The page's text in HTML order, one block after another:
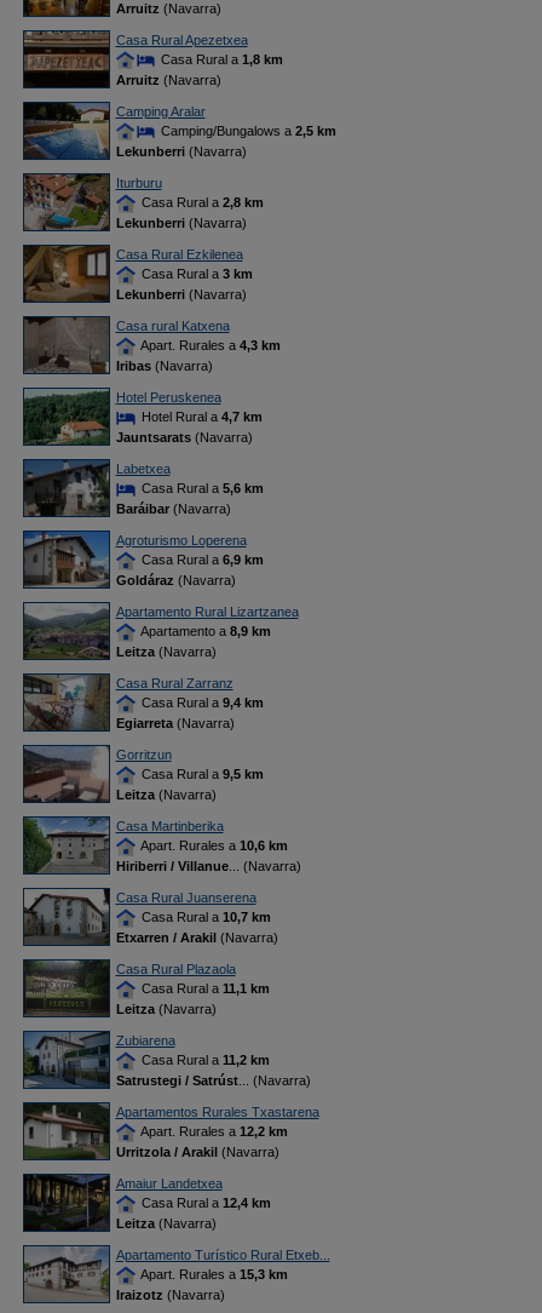
Arruitz (Navarra)
Casa Rural Apezetxea
Casa Rural a 1,8 km
Arruitz (Navarra)
Camping Aralar
Camping/Bungalows a 2,5 km
Lekunberri(Navarra)
Iturburu
Casa Rural a 2,8 km
Lekunberri(Navarra)
Casa Rural Ezkilenea
Casa Rural a 3 km
Lekunberri(Navarra)
Casa rural Katxena
Apart. Rurales a 4,3 km
Iribas(Navarra)
Hotel Peruskenea
Hotel Rural a 4,7 km
Jauntsarats(Navarra)
Labetxea
Casa Rural a 5,6 km
Baráibar(Navarra)
Agroturismo Loperena
Casa Rural a 6,9 km
Goldáraz (Navarra)
Apartamento Rural Lizartzanea
Apartamento a 8,9 km
Leitza(Navarra)
Casa Rural Zarranz
Casa Rural a 9,4 km
Egiarreta(Navarra)
Gorritzun
Casa Rural a 9,5 km
Leitza(Navarra)
Casa Martinberika
Apart. Rurales a 10,6 km
Hiriberri / Villanue... (Navarra)
Casa Rural Juanserena
Casa Rural a 10,7 km
Etxarren / Arakil(Navarra)
Casa Rural Plazaola
Casa Rural a 11,1 km
Leitza(Navarra)
Zubiarena
Casa Rural a 11,2 km
Satrustegi / Satrúst... (Navarra)
Apartamentos Rurales Txastarena
Apart. Rurales a 12,2 km
Urritzola / Arakil(Navarra)
Amaiur Landetxea
Casa Rural a 12,4 km
Leitza(Navarra)
Apartamento Turístico Rural Etxeb...
Apart. Rurales a 15,3 km
Iraizotz (Navarra)